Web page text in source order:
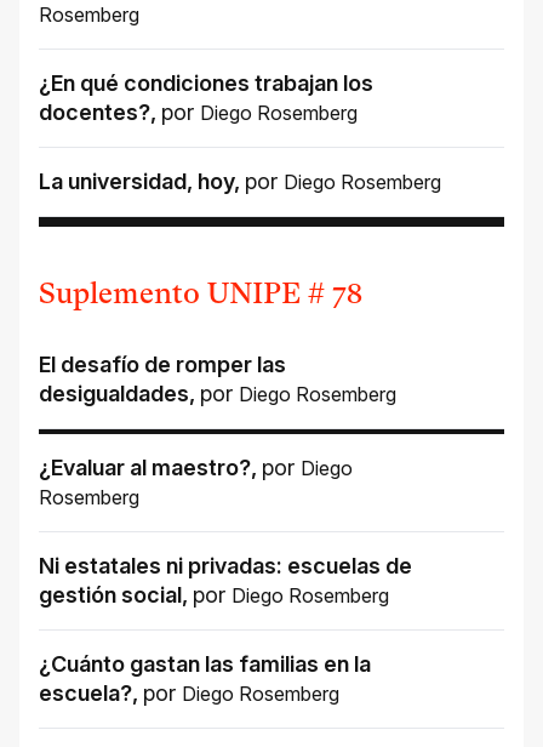
Rosemberg
¿En qué condiciones trabajan los
docentes?, por Diego Rosemberg
La universidad, hoy, por Diego Rosemberg
Suplemento UNIPE # 78
El desafío de romper las
desigualdades, por Diego Rosemberg
¿Evaluar al maestro?, por Diego
Rosemberg
Ni estatales ni privadas: escuelas de
gestión social, por Diego Rosemberg
¿Cuánto gastan las familias en la
escuela?, por Diego Rosemberg